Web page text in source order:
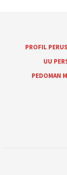
PROFIL
UU
PEDOMAN